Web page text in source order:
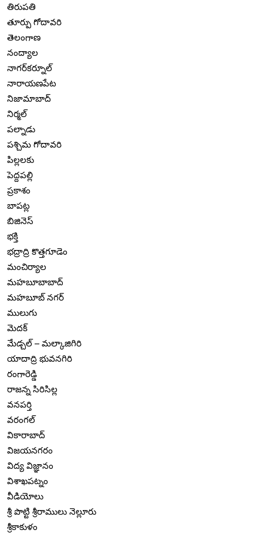
తిరుపతి
తూర్పు గోదావరి
తెలంగాణ
నంద్యాల
నాగర్‌కర్నూల్
నారాయణపేట
నిజామాబాద్
నిర్మల్
పల్నాడు
పశ్చిమ గోదావరి
పిల్లలకు
పెద్దపల్లి
ప్రకాశం
బాపట్ల
బిజినెస్
భక్తి
భద్రాద్రి కొత్తగూడెం
మంచిర్యాల
మహబూబాబాద్
మహబూబ్ నగర్
ములుగు
మెదక్
మేడ్చల్ – మల్కాజిగిరి
యాదాద్రి భువనగిరి
రంగారెడ్డి
రాజన్న సిరిసిల్ల
వనపర్తి
వరంగల్
వికారాబాద్
విజయనగరం
విద్య విజ్ఞానం
విశాఖపట్నం
వీడియోలు
శ్రీ పొట్టి శ్రీరాములు నెల్లూరు
శ్రీకాకుళం